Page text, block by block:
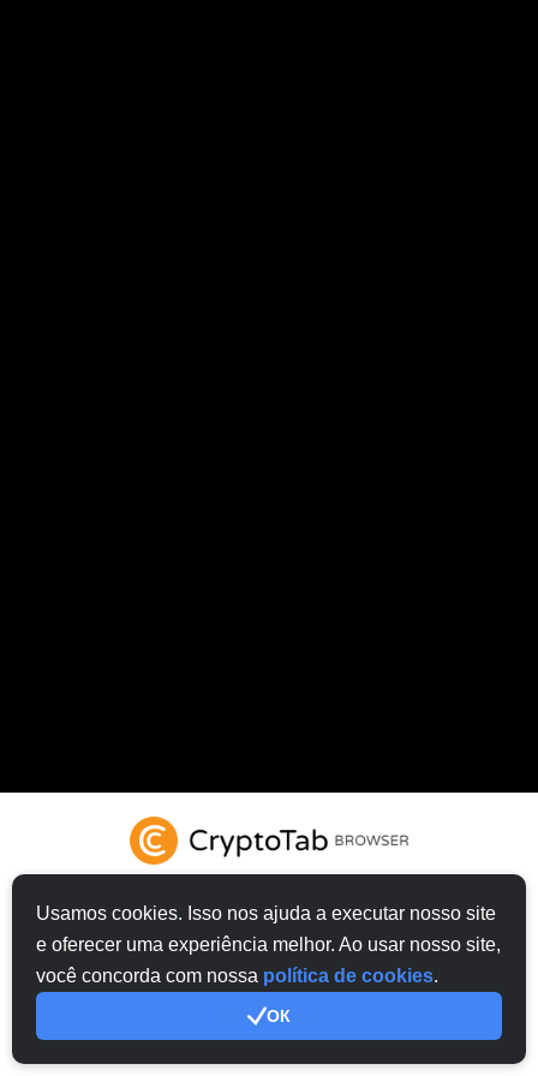
Usamos cookies. Isso nos ajuda a executar nosso site
e oferecer uma experiência melhor. Ao usar nosso site,
você concorda com nossa política de cookies.
ОК
SABER MAIS
TENTE CRYPTOTAB NAVEGADOR